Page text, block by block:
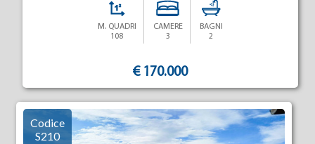
M. QUADRI
108
CAMERE
3
BAGNI
2
€ 170.000
Codice
S210